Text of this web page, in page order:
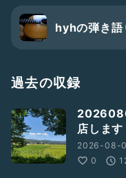
#ゆるラジラン
#hashu一族
#hashuオープニング
#気温25℃
#オリジナル新曲
#鉄槌教師（てっついき
#イジメ
#暴力
#インフルエンサー
hyhの弾き語
過去の収録
店します
2026-08-
0